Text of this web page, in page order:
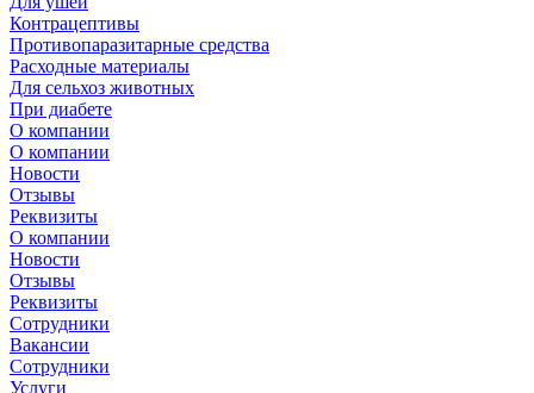
Контрацептивы
Противопаразитарные средства
Расходные материалы
Для сельхоз животных
При диабете
О компании
О компании
Новости
Отзывы
Реквизиты
О компании
Новости
Отзывы
Реквизиты
Сотрудники
Вакансии
Сотрудники
Услуги